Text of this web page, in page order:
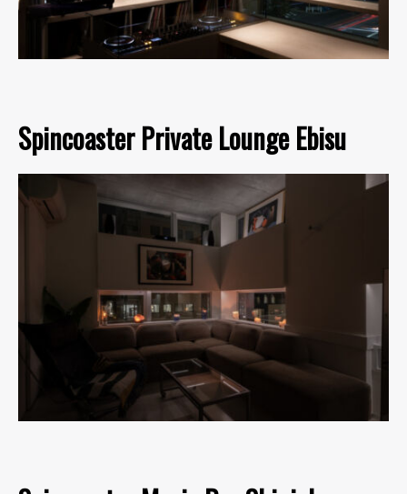
Spincoaster Private Lounge Ebisu